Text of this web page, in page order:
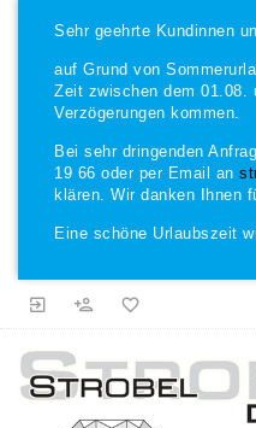
Sehr geehrte Kundinnen
auf Grund von
Zeit zwischen dem 01.08.
Verzögerungen kommen.
Bei sehr dringenden
19 66 oder per Email an
klären. Wir danken Ihnen
Eine schöne Urlaubszeit